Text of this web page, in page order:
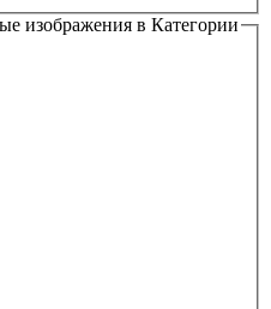
изображения в Категории